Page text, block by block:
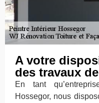
A votre
des travaux
En tant
Hossegor, nous